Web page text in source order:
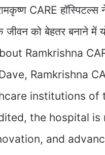
CARE
को बेहतर बनाने में
Ramkrishna
Ramkrishna
institutions of
the hospital
and